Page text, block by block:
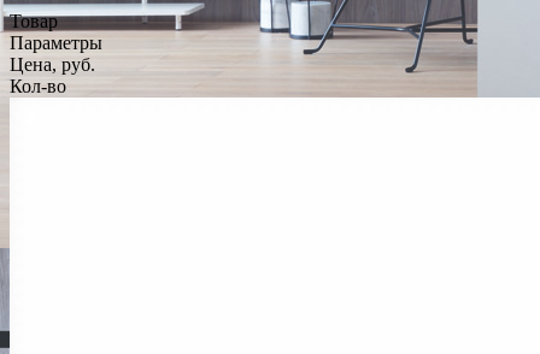
Товар
Параметры
Цена, руб.
Кол-во